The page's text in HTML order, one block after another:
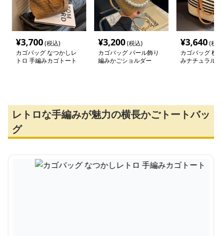
¥3,700(税込)
カゴバッグ なつかしレ
トロ 手編みカゴトート
¥3,200(税込)
カゴバッグ パール飾り
編みかごショルダー
¥3,640(税
カゴバッグ 横
みナチュラル
レトロな手編みが魅力の横長かごトートバッ
グ